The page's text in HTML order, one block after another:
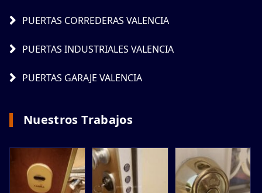
PUERTAS CORREDERAS VALENCIA
PUERTAS INDUSTRIALES VALENCIA
PUERTAS GARAJE VALENCIA
Nuestros Trabajos